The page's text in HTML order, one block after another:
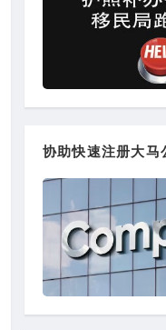
协助快速注册大马